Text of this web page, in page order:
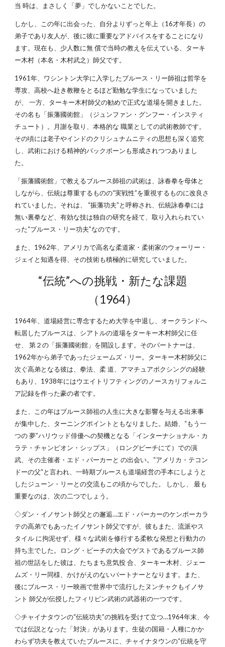
当 時は、まさしく「夢」でしかないことでした。
しかし、この年に出会った、自分よりずっと年上（16才年長）の
弟子であり友人が、後に彼に重要なアドバイスをすることになり
ます。現在も、少人数に無 償で当時の教えを伝えている、ターキ
ー木村（本名・木村武之）師父です。
1961年、ワシントン大学に入学したブルース・リー師祖は哲学を
専攻、高校へ赴き教鞭をとるほど勤勉な学生になっていました
が、 一方、ターキー木村師父の勧めで正式な道場を開きました。
その名も「振藩國術館」（ジュンファン・グンフー・インスティ
チュート）。月謝を取り、本格的な 職業としての武術教師です。
その頃には老子やインドのクリシュナムニティの思想も深く追究
し、武術における精神的バックボーンも形成されつつありまし
た。
「振藩國術館」で教えるブルース師祖の武術は、詠春拳を母体と
しながら、伝統は尊重するものの“実戦性”を重視するものに改良さ
れていました。それは、 “振藩功夫”と呼称され、伝統詠春拳には
無い裏拳など、有効な技は独自の研究を経て、取り入れられてい
った“ブルース・リー功夫”なのです。
また、1962年、アメリカで高名な柔道家・柔術家のウォーリー・
ジェイと知遇を得、その技術も積極的に研究していました。
“伝統”への挑戦・新たな課題
（1964）
1964年、道場経営に専念するため大学を中退し、オークランドへ
転居したブルースは、シアトルの道場をターキー木村師父に任
せ、 第２の「振藩國術館」を開設します。そのパートナーは、
1962年から弟子であったジェームズ・リー。ターキー木村師父に
次ぐ高弟となる彼は、拳法、柔 道、アマチュアボクシングの経験
もあり、1938年にはウエイトリフティングのノースカリフォルニ
ア記録を作った豪の者です。
また、この年はブルース師祖の人生に大きな影響を与える出来事
が集中した、ターニングポイントともなりました。結婚、“もう一
つの 夢”ハリウッド俳優への契機となる「インターナショナル・カ
ラテ・チャンピオン・シップス」（ロングビーチにて）での演
武、その主催者・エド・パーカーと の出会い。“アメリカ・テコン
ドーの父”と言われ、一時期ブルースも道場経営の手本にしようと
したジューン・リーとの交流もこの頃からでした。 しかし、 最も
重要なのは、次の二つでしょう。
◇ダン・イノサント師父との邂逅…エド・パーカーのケンポーカラ
テの高弟でもあったイノサント師父ですが、彼もまた、流派やス
タイル に拘泥せず、様々な武術を修行する柔軟な発想と行動力の
持ち主でした。ロング・ビーチの大会でゲストであるブルース師
祖の世話をした彼は、たちまち意気投 合、ターキー木村、ジェー
ムズ・リー同様、かけがえのないパートナーとなります。また、
後にブルース・リー映画で世界中で流行したヌンチャクもイノサ
ント 師父が伝授したフィリピン武術の武器術の一つです。
◇チャイナタウンの“伝統功夫”の挑戦を受けて立つ…1964年末、今
では伝説となった「対決」があります。生徒の国籍・人種にかか
わらず功夫を教えていたブルースに、チャイナタウンの“伝統を守